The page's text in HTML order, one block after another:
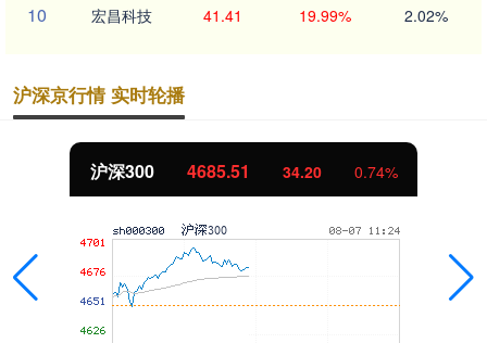
10 宏昌科技 41.41 19.99% 2.02%
沪深京行情 实时轮播
北证50 1127.39 4.52 0.40%